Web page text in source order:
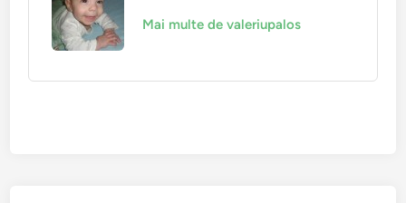
Mai multe de valeriupalos